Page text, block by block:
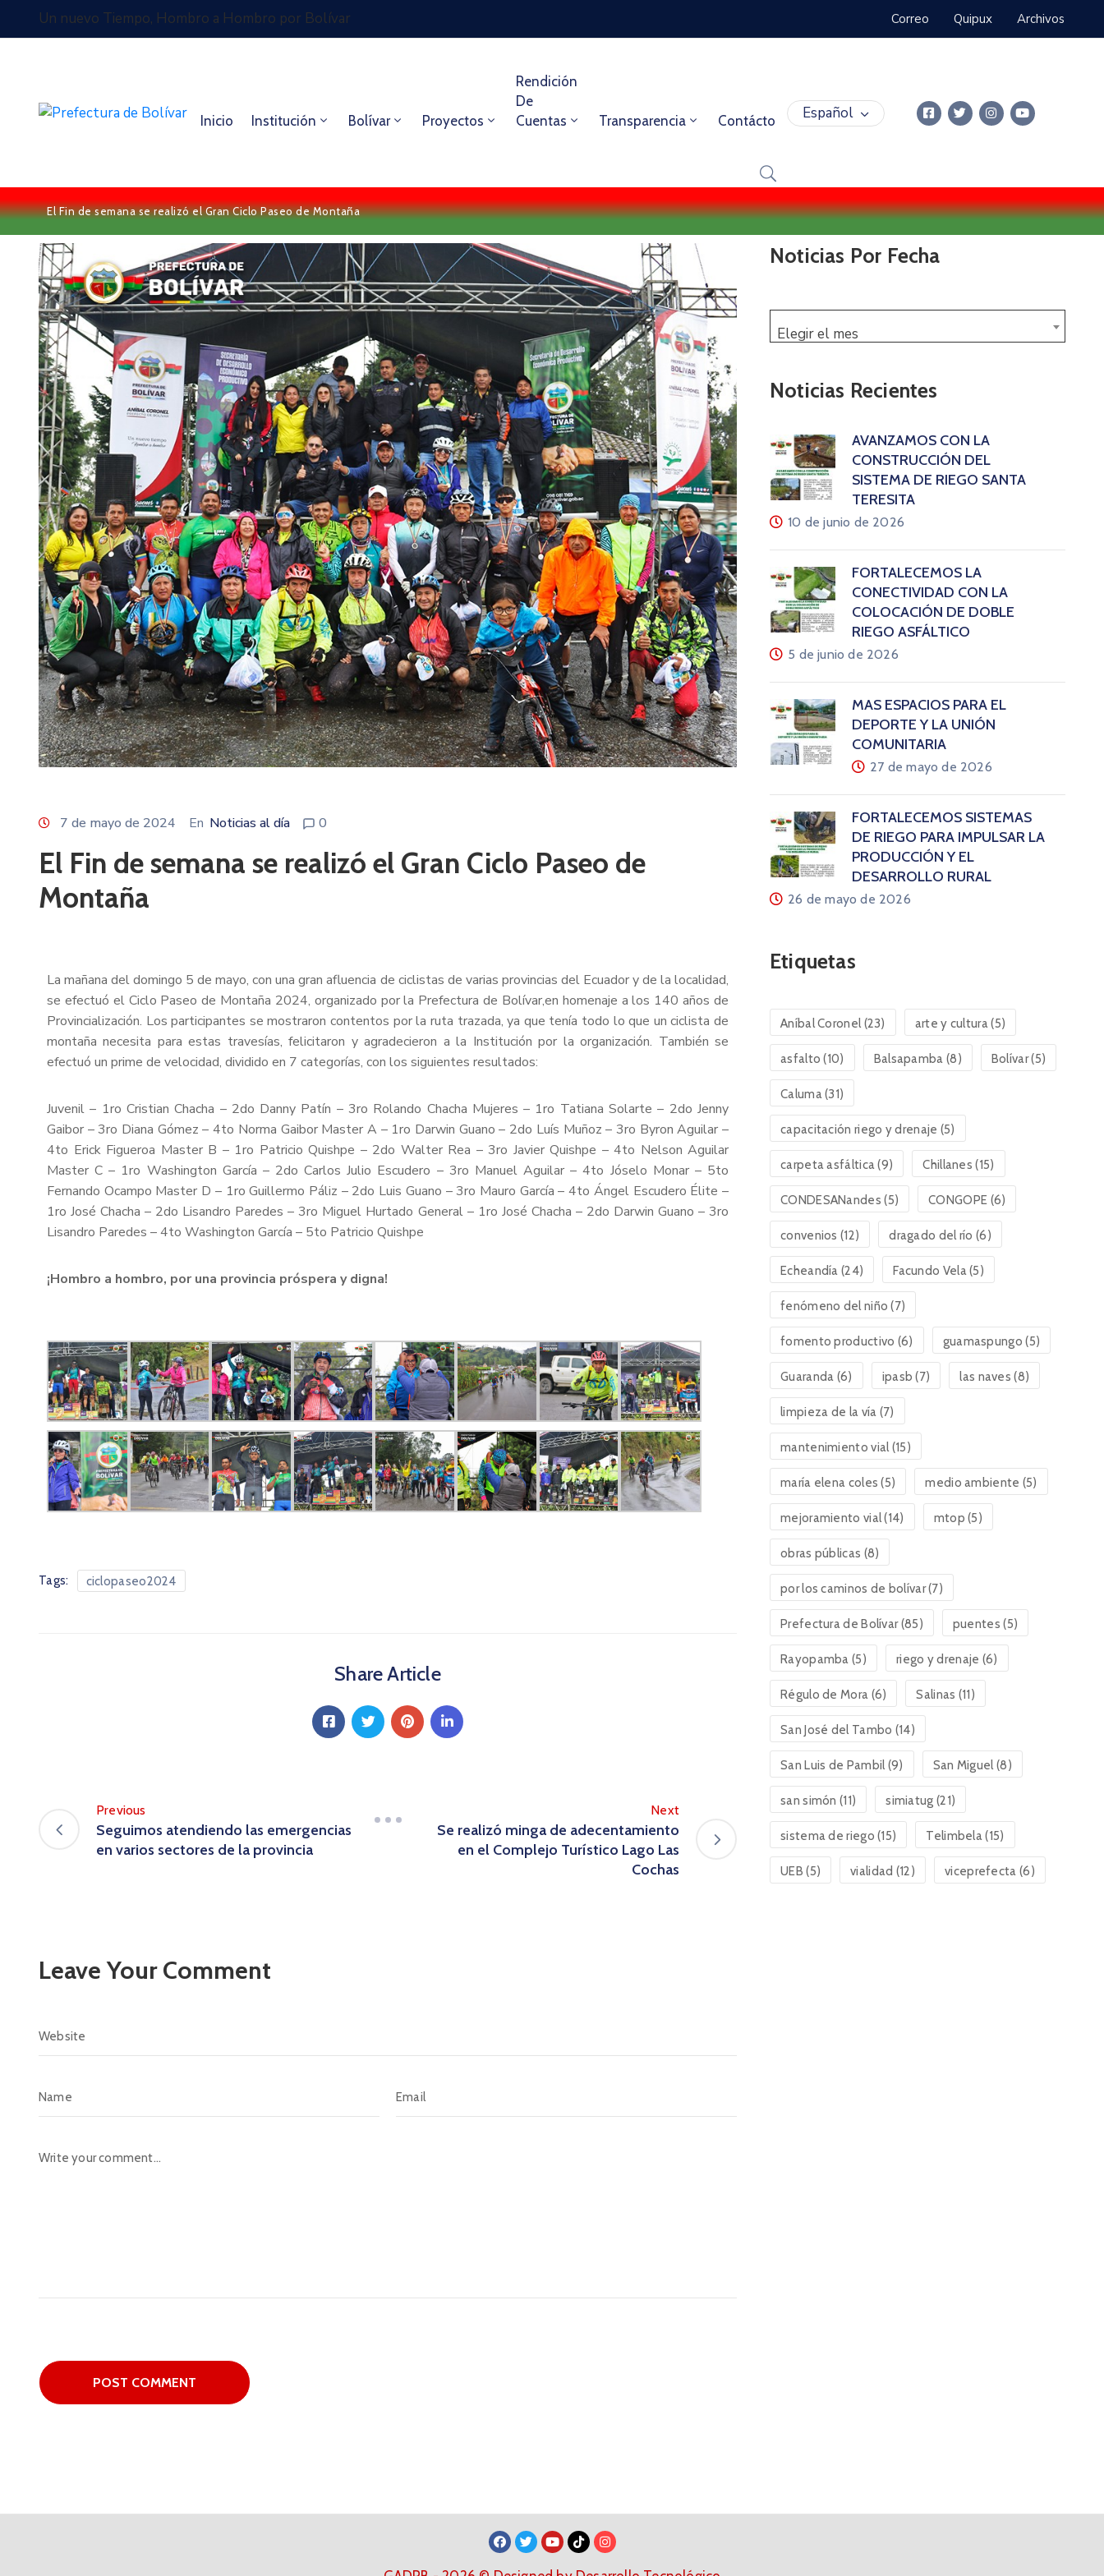
Un nuevo Tiempo, Hombro a Hombro por Bolívar Correo Quipux Archivos
Inicio Institución Bolívar Proyectos
Rendición
De
Cuentas
Transparencia Contácto Español
El Fin de semana se realizó el Gran Ciclo Paseo de Montaña
7 de mayo de 2024 En Noticias al día 0
El Fin de semana se realizó el Gran Ciclo Paseo de
Montaña
La mañana del domingo 5 de mayo, con una gran afluencia de ciclistas de varias provincias del Ecuador y de la localidad,
se efectuó el Ciclo Paseo de Montaña 2024, organizado por la Prefectura de Bolívar,en homenaje a los 140 años de
Provincialización. Los participantes se mostraron contentos por la ruta trazada, ya que tenía todo lo que un ciclista de
montaña necesita para estas travesías, felicitaron y agradecieron a la Institución por la organización. También se
efectuó un prime de velocidad, dividido en 7 categorías, con los siguientes resultados:
Juvenil – 1ro Cristian Chacha – 2do Danny Patín – 3ro Rolando Chacha Mujeres – 1ro Tatiana Solarte – 2do Jenny
Gaibor – 3ro Diana Gómez – 4to Norma Gaibor Master A – 1ro Darwin Guano – 2do Luís Muñoz – 3ro Byron Aguilar –
4to Erick Figueroa Master B – 1ro Patricio Quishpe – 2do Walter Rea – 3ro Javier Quishpe – 4to Nelson Aguilar
Master C – 1ro Washington García – 2do Carlos Julio Escudero – 3ro Manuel Aguilar – 4to Jóselo Monar – 5to
Fernando Ocampo Master D – 1ro Guillermo Páliz – 2do Luis Guano – 3ro Mauro García – 4to Ángel Escudero Élite –
1ro José Chacha – 2do Lisandro Paredes – 3ro Miguel Hurtado General – 1ro José Chacha – 2do Darwin Guano – 3ro
Lisandro Paredes – 4to Washington García – 5to Patricio Quishpe
¡Hombro a hombro, por una provincia próspera y digna!
Tags: ciclopaseo2024
Share Article
Previous
Seguimos atendiendo las emergencias
en varios sectores de la provincia
Next
Se realizó minga de adecentamiento
en el Complejo Turístico Lago Las
Cochas
Leave Your Comment
Noticias Por Fecha
Elegir el mes
Noticias Recientes
AVANZAMOS CON LA
CONSTRUCCIÓN DEL
SISTEMA DE RIEGO SANTA
TERESITA
10 de junio de 2026
FORTALECEMOS LA
CONECTIVIDAD CON LA
COLOCACIÓN DE DOBLE
RIEGO ASFÁLTICO
5 de junio de 2026
MÁS ESPACIOS PARA EL
DEPORTE Y LA UNIÓN
COMUNITARIA
27 de mayo de 2026
FORTALECEMOS SISTEMAS
DE RIEGO PARA IMPULSAR LA
PRODUCCIÓN Y EL
DESARROLLO RURAL
26 de mayo de 2026
Etiquetas
Aníbal Coronel(23) arte y cultura(5)
asfalto (10) Balsapamba (8) Bolívar(5)
Caluma(31)
capacitación riego y drenaje (5)
carpeta asfáltica(9) Chillanes (15)
CONDESANandes (5) CONGOPE (6)
convenios (12) dragado del río (6)
Echeandía (24) Facundo Vela(5)
fenómeno del niño (7)
fomento productivo (6) guamaspungo (5)
Guaranda (6) ipasb (7) las naves (8)
limpieza de la vía (7)
mantenimiento vial(15)
maría elena coles (5) medio ambiente (5)
mejoramiento vial(14) mtop (5)
obras públicas (8)
por los caminos de bolívar(7)
Prefectura de Bolívar(85) puentes (5)
Rayopamba (5) riego y drenaje (6)
Régulo de Mora (6) Salinas (11)
San José del Tambo (14)
San Luis de Pambil(9) San Miguel(8)
san simón (11) simiatug (21)
sistema de riego (15) Telimbela(15)
UEB (5) vialidad (12) viceprefecta (6)